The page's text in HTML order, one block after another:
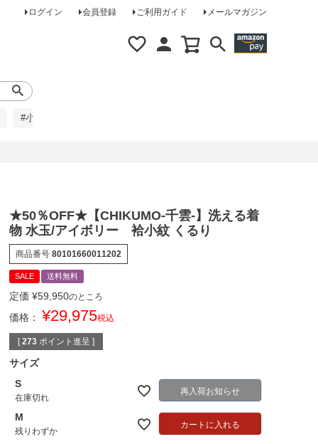
ログイン 会員登録 ご利用ガイド メールマガジン
#小柄な方に
★50％OFF★【CHIKUMO-千雲-】洗える着
物 水玉/アイボリー 袷小紋 くるり
商品番号 80101660011202
SALE 送料無料
定価 ¥59,950のところ
価格： ¥29,975税込
[ 273 ポイント進呈 ]
サイズ
S
在庫切れ
再入荷お知らせ
M
残りわずか
カートに入れる